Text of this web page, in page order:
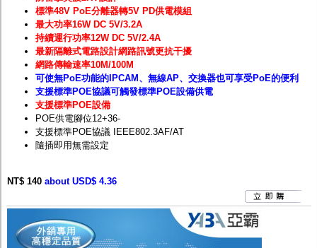
標準48V PoE分離器轉5V PD供電模組
最大功率16W DC 5V/3.2A
持續運行功率12W DC 5V/2.4A
最新隔離式電路設計網路訊號更抗干擾
網路傳輸速率10M/100M
可使無PoE功能的IPCAM、無線AP、交換器也可享受PoE的便利
支援標準POE協議可觸發標準POE設備供電
支援標準POE設備
POE供電腳位12+36-
支援標準POE協議 IEEE802.3AF/AT
隨插即用無需設定
NT$ 140 about USD$ 4.36